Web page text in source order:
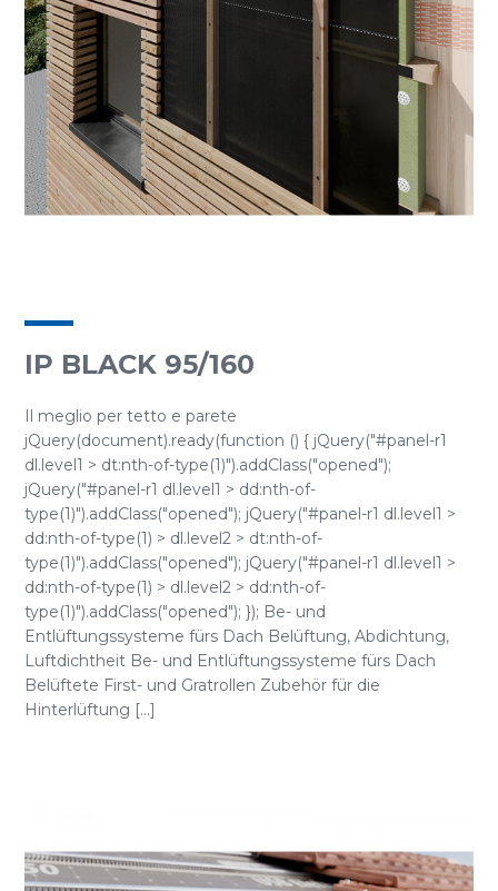
IP BLACK 95/160
Il meglio per tetto e parete
jQuery(document).ready(function () { jQuery("#panel-r1
dl.level1 > dt:nth-of-type(1)").addClass("opened");
jQuery("#panel-r1 dl.level1 > dd:nth-of-
type(1)").addClass("opened"); jQuery("#panel-r1 dl.level1 >
dd:nth-of-type(1) > dl.level2 > dt:nth-of-
type(1)").addClass("opened"); jQuery("#panel-r1 dl.level1 >
dd:nth-of-type(1) > dl.level2 > dd:nth-of-
type(1)").addClass("opened"); }); Be- und
Entlüftungssysteme fürs Dach Belüftung, Abdichtung,
Luftdichtheit Be- und Entlüftungssysteme fürs Dach
Belüftete First- und Gratrollen Zubehör für die
Hinterlüftung [...]